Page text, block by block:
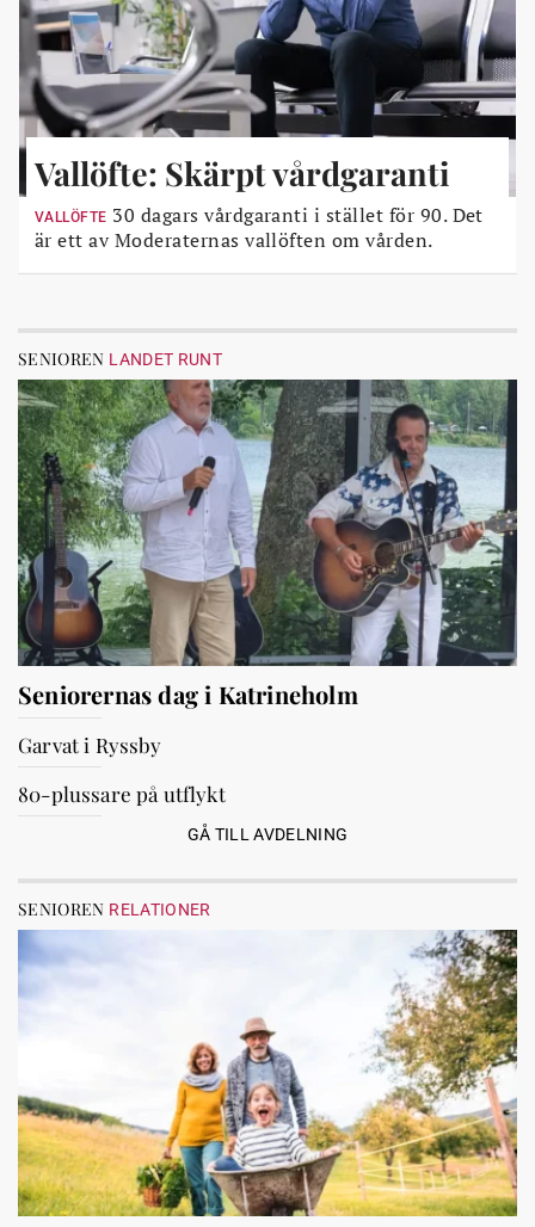
Vallöfte: Skärpt vårdgaranti
VALLÖFTE 30 dagars vårdgaranti i stället för 90. Det
är ett av Moderaternas vallöften om vården.
SENIOREN LANDET RUNT
Seniorernas dag i Katrineholm
Garvat i Ryssby
80-plussare på utflykt
GÅ TILL AVDELNING
SENIOREN RELATIONER